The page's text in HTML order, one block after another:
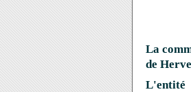
La
de
L'entité